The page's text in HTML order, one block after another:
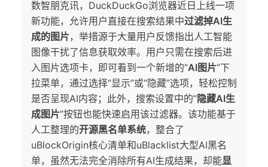
数智朋克讯，DuckDuckGo浏览器近日上线一项
新功能，允许用户直接在搜索结果中过滤掉AI生
成的图片，举措源于大量用户反馈指出人工智能
图像干扰了信息获取效率。用户只需在搜索后进
入图片选项卡，即可看到一个新增的“AI图片”下
拉菜单，通过选择“显示”或“隐藏”选项，轻松控制
是否呈现AI内容；此外，搜索设置中的“隐藏AI生
成图片”按钮也能快速启用该过滤器。该功能基于
人工整理的开源黑名单系统，整合了
uBlockOrigin核心清单和uBlacklist大型AI黑名
单，虽然无法完全消除所有AI生成结果，却能显